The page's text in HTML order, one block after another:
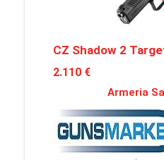
CZ Shadow 2
2.110 €
Armeria